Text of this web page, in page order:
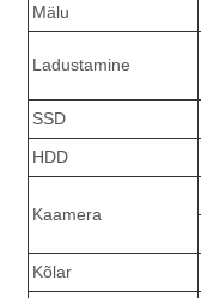
Mälu
Ladustamine
SSD
HDD
Kaamera
Kõlar